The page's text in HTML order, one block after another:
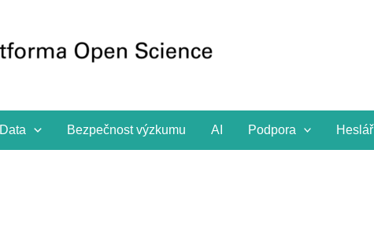
Data Bezpečnost výzkumu AI Podpora Heslář